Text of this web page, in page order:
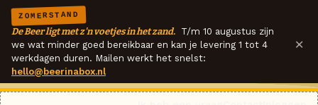
ZOMERSTAND
De Beer ligt met z'n voetjes in het zand. T/m 10 augustus zijn
we wat minder goed bereikbaar en kan je levering 1 tot 4
werkdagen duren. Mailen werkt het snelst:
hello@beerinabox.nl
×